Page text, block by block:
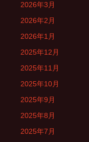
2026年3月
2026年2月
2026年1月
2025年12月
2025年11月
2025年10月
2025年9月
2025年8月
2025年7月